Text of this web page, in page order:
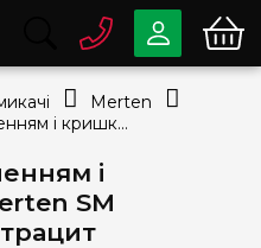
і
SM
33-63-07
334-79-78
Telegram
Merten
Розетка з заземленням і кришкою IP44 Merten SM MTN2314-0414 антрацит